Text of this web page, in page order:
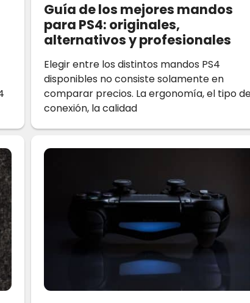
Guía de los mejores mandos
para PS4: originales,
alternativos y profesionales
Elegir entre los distintos mandos PS4
disponibles no consiste solamente en
comparar precios. La ergonomía, el tipo
conexión, la calidad